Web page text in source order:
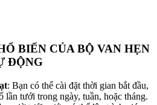
BIẾN CỦA BỘ VAN HẸN
ĐỘNG
: Bạn có thể cài đặt thời gian bắt đầu,
lần tưới trong ngày, tuần, hoặc tháng.